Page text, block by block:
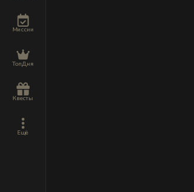
Миссии
ТопДня
Квесты
Ещё